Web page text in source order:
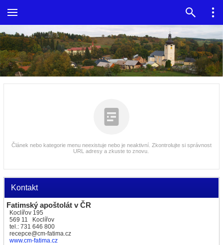
Kontakt
Fatimský apoštolát v ČR
Koclířov 195
569 11 Koclířov
tel.: 731 646 800
recepce@cm-fatima.cz
www.cm-fatima.cz
Článek nebo kategorie menu neexistuje nebo je neaktivní. Zkontrolujte si správnost
URL adresy a zkuste to znovu.